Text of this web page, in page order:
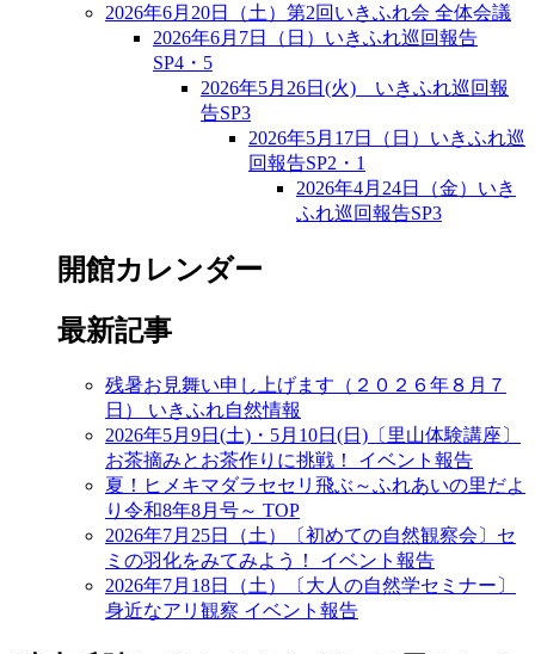
2026年6月20日（土）第2回いきふれ会 全体会議
2026年6月7日（日）いきふれ巡回報告
SP4・5
2026年5月26日(火) いきふれ巡回報
告SP3
2026年5月17日（日）いきふれ巡
回報告SP2・1
2026年4月24日（金）いき
ふれ巡回報告SP3
開館カレンダー
最新記事
残暑お見舞い申し上げます（２０２６年８月７
日） いきふれ自然情報
2026年5月9日(土)・5月10日(日)〔里山体験講座〕
お茶摘みとお茶作りに挑戦！ イベント報告
夏！ヒメキマダラセセリ飛ぶ～ふれあいの里だよ
り令和8年8月号～ TOP
2026年7月25日（土）〔初めての自然観察会〕セ
ミの羽化をみてみよう！ イベント報告
2026年7月18日（土）〔大人の自然学セミナー〕
身近なアリ観察 イベント報告